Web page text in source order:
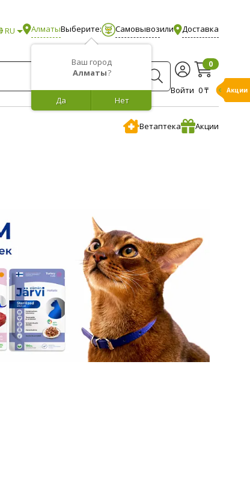
RU Алматы
Ваш город
Алматы?
Нет
Да
Выберите: Самовывозили Доставка
Войти
0
0 ₸
Ветаптека Акции
Акции